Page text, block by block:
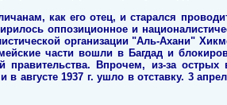
как его отец, и старался
оппозиционное и
организации "Аль-Ахани"
части вошли в Багдад и
Впрочем, из-за острых
августе 1937 г. ушло в отставку. 3